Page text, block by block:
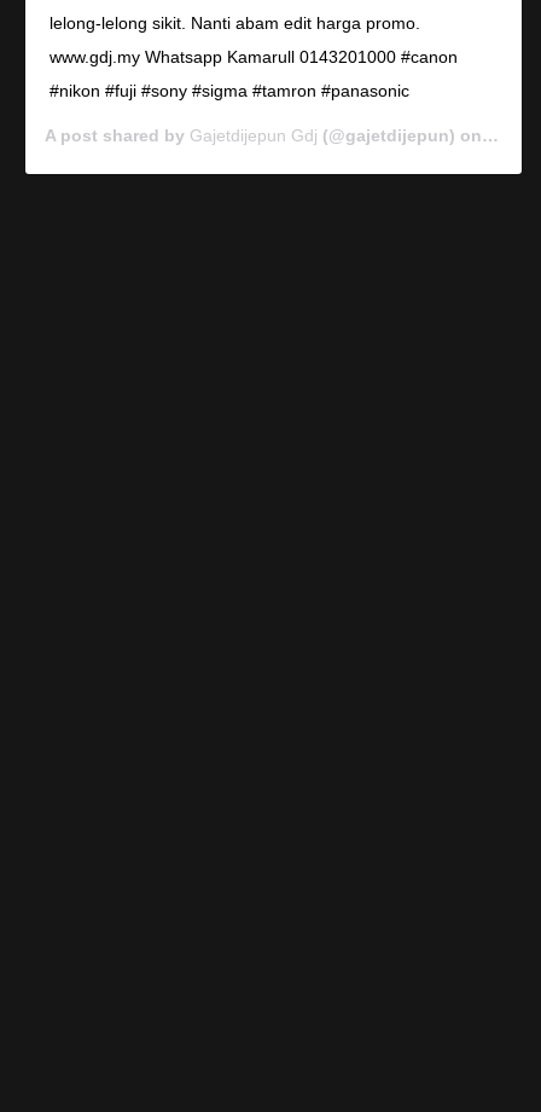
lelong-lelong sikit. Nanti abam edit harga promo.
www.gdj.my Whatsapp Kamarull 0143201000 #canon
#nikon #fuji #sony #sigma #tamron #panasonic
A post shared by Gajetdijepun Gdj (@gajetdijepun) on Jan 7,